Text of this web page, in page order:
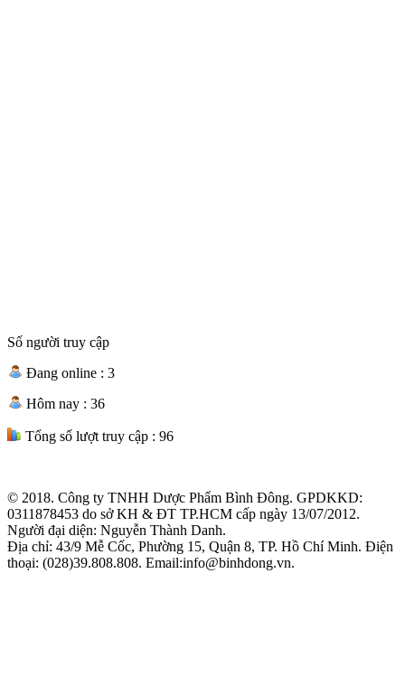
Số người truy cập
Đang online : 3
Hôm nay : 36
Tổng số lượt truy cập : 96
© 2018. Công ty TNHH Dược Phẩm Bình Đông. GPDKKD:
0311878453 do sở KH & ĐT TP.HCM cấp ngày 13/07/2012.
Người đại diện: Nguyễn Thành Danh.
Địa chỉ: 43/9 Mễ Cốc, Phường 15, Quận 8, TP. Hồ Chí Minh. Điện
thoại: (028)39.808.808. Email:info@binhdong.vn.